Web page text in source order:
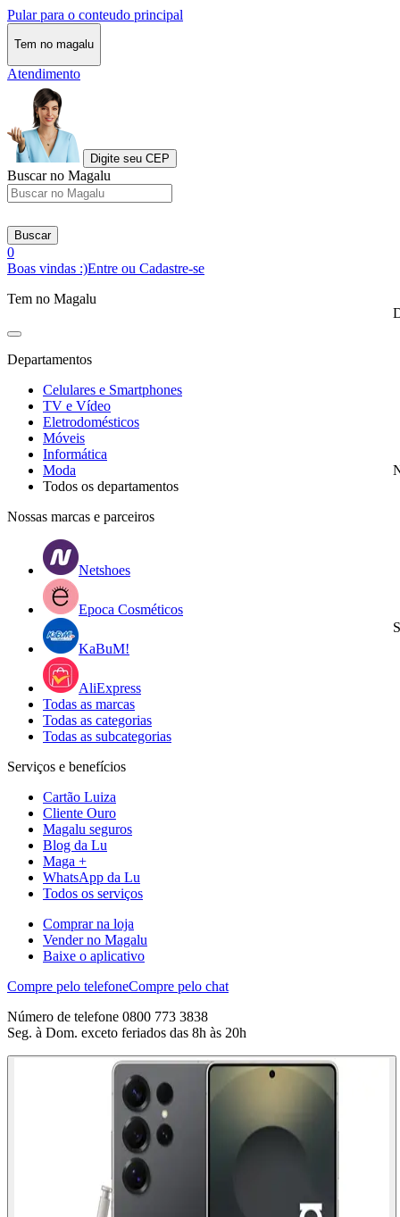
Pular para o conteudo principal
Tem no magalu
Atendimento
Digite seu CEP
Buscar no Magalu
Buscar
0
Boas vindas :)Entre ou Cadastre-se
Tem no Magalu
Departamentos
Celulares e Smartphones
TV e Vídeo
Eletrodomésticos
Móveis
Informática
Moda
Todos os departamentos
Nossas marcas e parceiros
Netshoes
Epoca Cosméticos
KaBuM!
AliExpress
Todas as marcas
Todas as categorias
Todas as subcategorias
Serviços e benefícios
Cartão Luiza
Cliente Ouro
Magalu seguros
Blog da Lu
Maga +
WhatsApp da Lu
Todos os serviços
Comprar na loja
Vender no Magalu
Baixe o aplicativo
Compre pelo telefoneCompre pelo chat
Número de telefone 0800 773 3838
Seg. à Dom. exceto feriados das 8h às 20h